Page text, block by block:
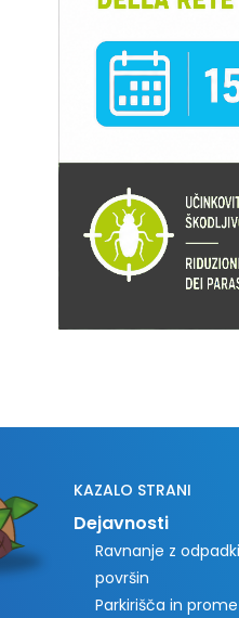
KAZALO STRANI
Dejavnosti
Ravnanje z
površin
Parkirišča in